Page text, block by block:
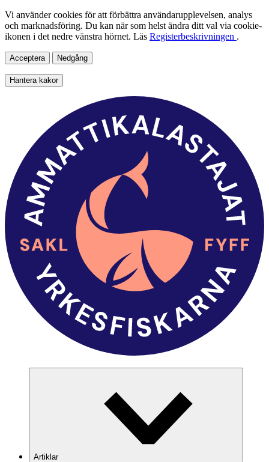
Vi använder cookies för att förbättra användarupplevelsen, analys
och marknadsföring. Du kan när som helst ändra ditt val via cookie-
ikonen i det nedre vänstra hörnet. Läs Registerbeskrivningen .
Acceptera Nedgång
Hantera kakor
Artiklar